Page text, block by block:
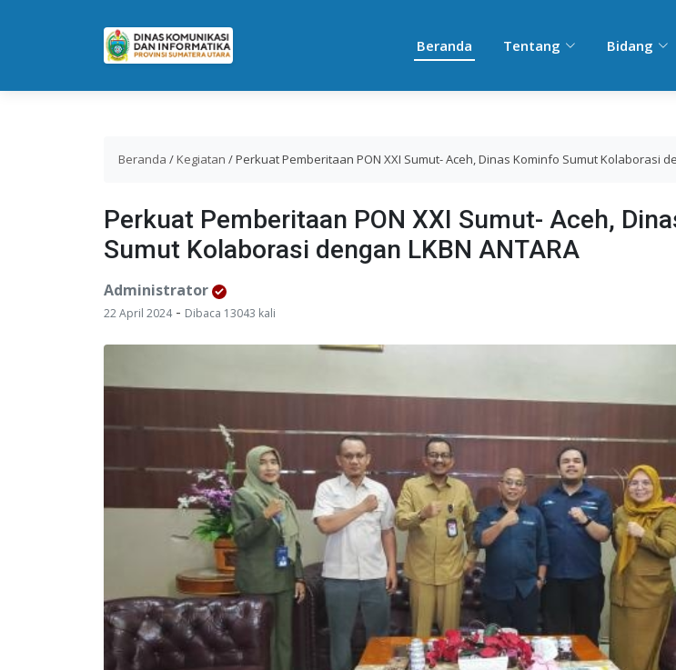
Beranda Tentang Bidang
Beranda / Kegiatan /Perkuat Pemberitaan PON XXI Sumut- Aceh, Dinas Kominfo Sumut Kolaborasi
Perkuat Pemberitaan PON XXI Sumut- Aceh,
Sumut Kolaborasi dengan LKBN ANTARA
Administrator
22 April 2024- Dibaca 13043 kali